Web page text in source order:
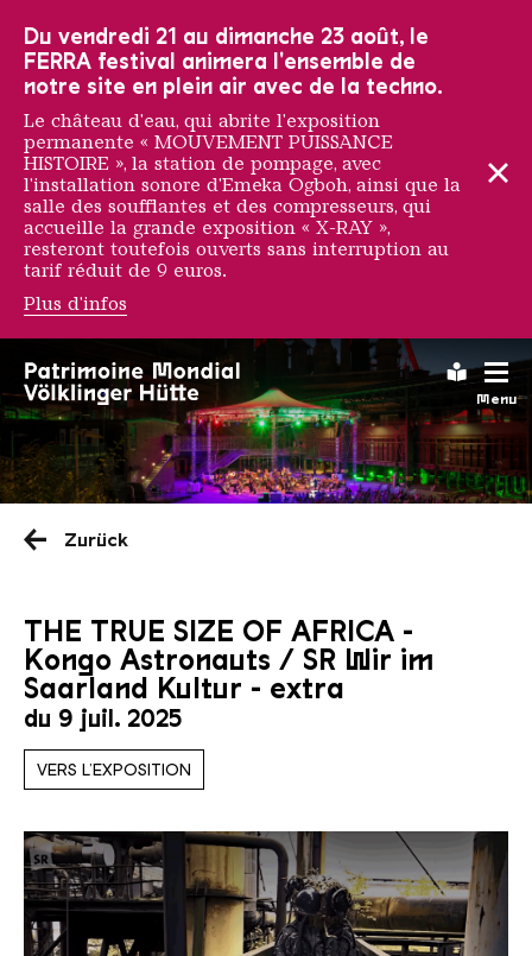
Menu
Saarländischen
Zurück
THE TRUE SIZE OF AFRICA -
Kongo Astronauts / SR Wir im
Saarland Kultur - extra
du 9 juil. 2025
VERS L’EXPOSITION
Du vendredi 21 au dimanche 23 août, le
FERRA festival animera l'ensemble de
notre site en plein air avec de la techno.
Le château d'eau, qui abrite l'exposition
permanente « MOUVEMENT PUISSANCE
HISTOIRE », la station de pompage, avec
l'installation sonore d'Emeka Ogboh, ainsi que la
salle des soufflantes et des compresseurs, qui
accueille la grande exposition « X-RAY »,
resteront toutefois ouverts sans interruption au
tarif réduit de 9 euros.
Plus d'infos